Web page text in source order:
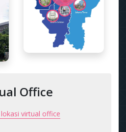
Office
virtual office